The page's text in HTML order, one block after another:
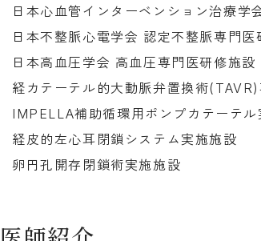
日本心血管インターベンション治療
日本不整脈心電学会 認定不整脈専門医
日本高血圧学会 高血圧専門医研修施設
経カテーテル的大動脈弁置換術
IMPELLA補助循環用ポンプカテーテル
経皮的左心耳閉鎖システム実施施設
卵円孔開存閉鎖術実施施設